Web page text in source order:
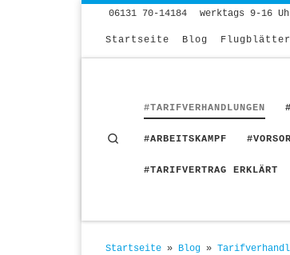
06131 70-14184 werktags 9-16
Startseite Blog Flugblätter
#TARIFVERHANDLUNGEN
#ARBEITSKAMPF
#TARIFVERTRAG ERKLÄRT
Search
Startseite » Blog »